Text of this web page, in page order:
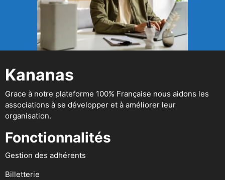
Kananas
Grace à notre plateforme 100% Française nous aidons les
associations à se développer et à améliorer leur
organisation.
Fonctionnalités
Gestion des adhérents
Billetterie